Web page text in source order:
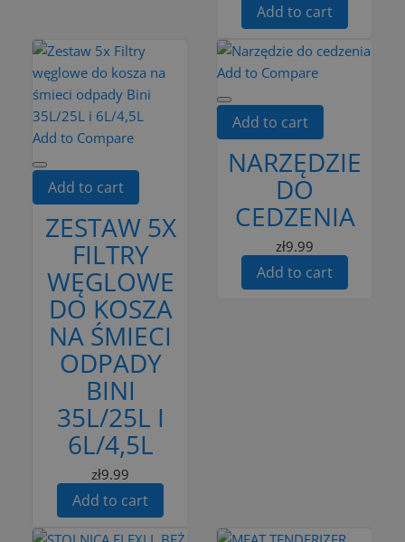
Add to cart
Add to Compare
Add to cart
ZESTAW 5X
FILTRY
WĘGLOWE
DO KOSZA
NA ŚMIECI
ODPADY
BINI
35L/25L I
6L/4,5L
zł9.99
Add to cart
Add to Compare
Add to cart
NARZĘDZIE
DO
CEDZENIA
zł9.99
Add to cart